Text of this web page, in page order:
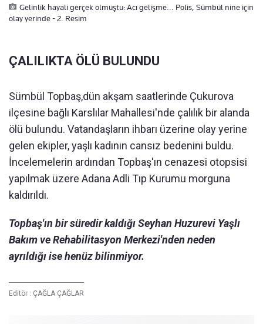
Gelinlik hayali gerçek olmuştu: Acı gelişme... Polis, Sümbül nine için
olay yerinde - 2. Resim
ÇALILIKTA ÖLÜ BULUNDU
Sümbül Topbaş,dün akşam saatlerinde Çukurova
ilçesine bağlı Karslılar Mahallesi'nde çalılık bir alanda
ölü bulundu. Vatandaşların ihbarı üzerine olay yerine
gelen ekipler, yaşlı kadının cansız bedenini buldu.
İncelemelerin ardından Topbaş'ın cenazesi otopsisi
yapılmak üzere Adana Adli Tıp Kurumu morguna
kaldırıldı.
Topbaş'ın bir süredir kaldığı Seyhan Huzurevi Yaşlı
Bakım ve Rehabilitasyon Merkezi'nden neden
ayrıldığı ise henüz bilinmiyor.
Editör : ÇAĞLA ÇAĞLAR